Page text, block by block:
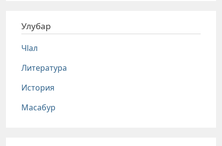
Улубар
Чlал
Литература
История
Масабур